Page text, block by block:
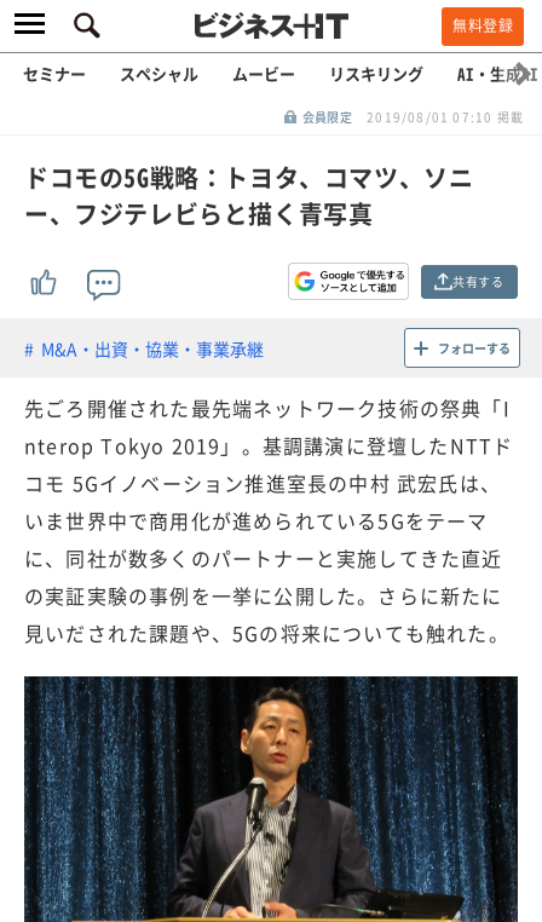
無料登録
セミナー スペシャル ムービー リスキリング AI・生成AI
会員限定 2019/08/01 07:10 掲載
ドコモの5G戦略：トヨタ、コマツ、ソニ
ー、フジテレビらと描く青写真
共有する
M&A・出資・協業・事業承継 フォローする
先ごろ開催された最先端ネットワーク技術の祭典「I
nterop Tokyo 2019」。基調講演に登壇したNTTド
コモ 5Gイノベーション推進室長の中村 武宏氏は、
いま世界中で商用化が進められている5Gをテーマ
に、同社が数多くのパートナーと実施してきた直近
の実証実験の事例を一挙に公開した。さらに新たに
見いだされた課題や、5Gの将来についても触れた。